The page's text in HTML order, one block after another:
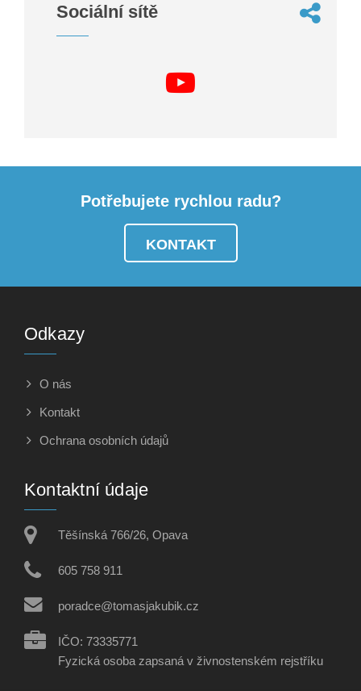
Sociální sítě
Potřebujete rychlou radu?
KONTAKT
Odkazy
O nás
Kontakt
Ochrana osobních údajů
Kontaktní údaje
Těšínská 766/26, Opava
605 758 911
poradce@tomasjakubik.cz
IČO: 73335771
Fyzická osoba zapsaná v živnostenském rejstříku